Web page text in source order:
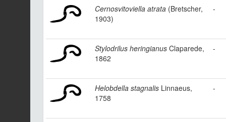
Cernosvitoviella atrata (Bretscher,
1903)
-
Stylodrilus heringianus Claparede,
1862
-
Helobdella stagnalis Linnaeus,
1758
-